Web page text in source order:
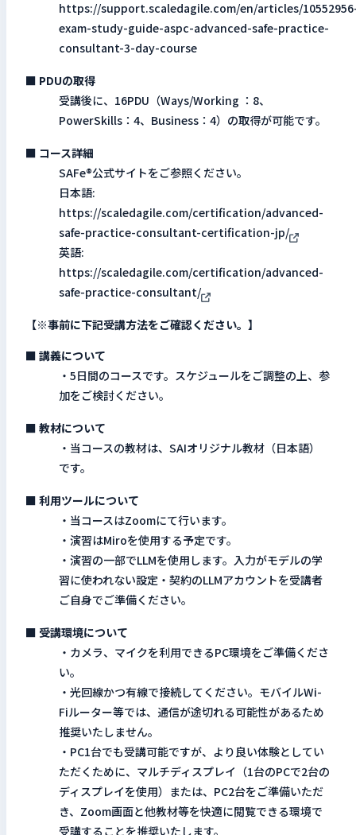
https://support.scaledagile.com/en/articles/
exam-study-guide-aspc-advanced-safe-practice-
consultant-3-day-course
■ PDUの取得
受講後に、16PDU（Ways/Working ：8、
PowerSkills：4、Business：4）の取得が可能です。
■ コース詳細
SAFe®公式サイトをご参照ください。
日本語:
https://scaledagile.com/certification/advanced-
safe-practice-consultant-certification-jp/
英語:
https://scaledagile.com/certification/advanced-
safe-practice-consultant/
【※事前に下記受講方法をご確認ください。】
■ 講義について
・5日間のコースです。スケジュールをご調整の上、参
加をご検討ください。
■ 教材について
・当コースの教材は、SAIオリジナル教材（日本語）
です。
■ 利用ツールについて
・当コースはZoomにて行います。
・演習はMiroを使用する予定です。
・演習の一部でLLMを使用します。入力がモデルの学
習に使われない設定・契約のLLMアカウントを受講者
ご自身でご準備ください。
■ 受講環境について
・カメラ、マイクを利用できるPC環境をご準備くださ
い。
・光回線かつ有線で接続してください。モバイルWi-
Fiルーター等では、通信が途切れる可能性があるため
推奨いたしません。
・PC1台でも受講可能ですが、より良い体験としてい
ただくために、マルチディスプレイ（1台のPCで2台の
ディスプレイを使用）または、PC2台をご準備いただ
き、Zoom画面と他教材等を快適に閲覧できる環境で
受講することを推奨いたします。